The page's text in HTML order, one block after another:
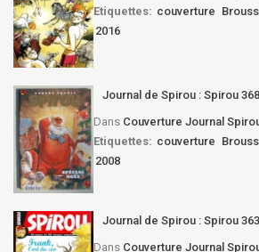
Etiquettes: couverture
2016
Journal de Spirou : Spirou
Dans Couverture Journal
Etiquettes: couverture
2008
Journal de Spirou : Spirou
Dans Couverture Journal